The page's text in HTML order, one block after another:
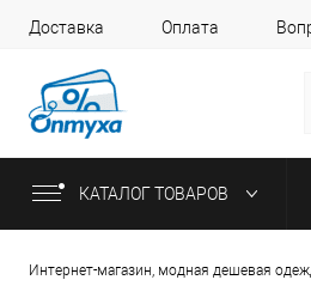
Доставка Оплата
КАТАЛОГ ТОВАРОВ
Интернет-магазин, модная дешевая